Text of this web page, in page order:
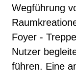
Wegführung
Foyer -
Nutzer
führen. Eine